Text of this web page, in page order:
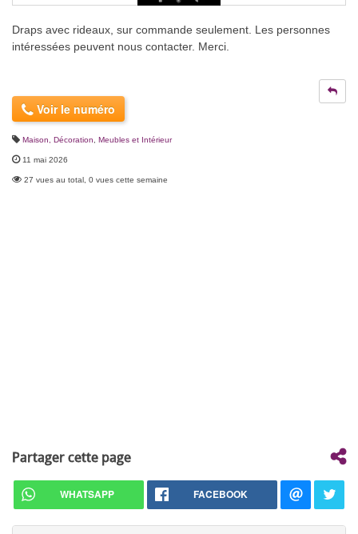
Draps avec rideaux, sur commande seulement. Les personnes
intéressées peuvent nous contacter. Merci.
Voir le numéro
Maison, Décoration Meubles et Intérieur
11 mai 2026
27 vues au total, 0 vues cette semaine
Partager cette page
WHATSAPP FACEBOOK